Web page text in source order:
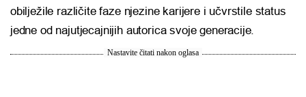
obilježile različite faze njezine karijere i učvrstile status
jedne od najutjecajnijih autorica svoje generacije.
Nastavite čitati nakon oglasa